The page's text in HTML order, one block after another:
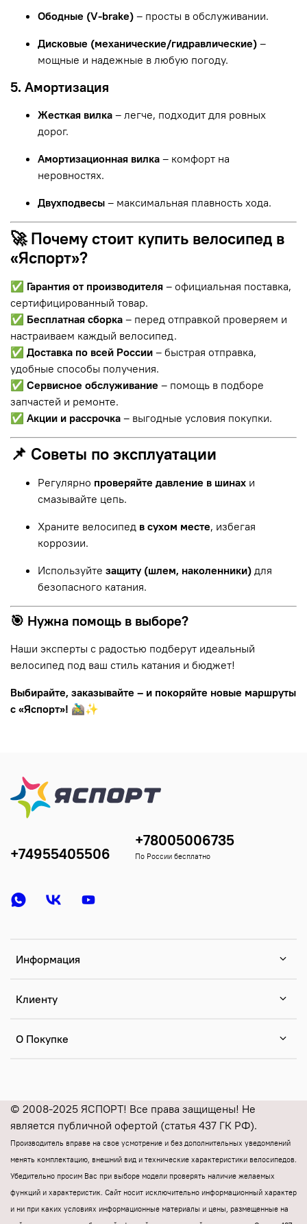
Ободные (V-brake) – просты в обслуживании.
Дисковые (механические/гидравлические) –
мощные и надежные в любую погоду.
5. Амортизация
Жесткая вилка – легче, подходит для ровных
дорог.
Амортизационная вилка – комфорт на
неровностях.
Двухподвесы – максимальная плавность хода.
🚀 Почему стоит купить велосипед в
«Яспорт»?
✅ Гарантия от производителя – официальная поставка,
сертифицированный товар.
✅ Бесплатная сборка – перед отправкой проверяем и
настраиваем каждый велосипед.
✅ Доставка по всей России – быстрая отправка,
удобные способы получения.
✅ Сервисное обслуживание – помощь в подборе
запчастей и ремонте.
✅ Акции и рассрочка – выгодные условия покупки.
📌 Советы по эксплуатации
Регулярно проверяйте давление в шинах и
смазывайте цепь.
Храните велосипед в сухом месте, избегая
коррозии.
Используйте защиту (шлем, наколенники) для
безопасного катания.
🎯 Нужна помощь в выборе?
Наши эксперты с радостью подберут идеальный
велосипед под ваш стиль катания и бюджет!
Выбирайте, заказывайте – и покоряйте новые маршруты
с «Яспорт»! 🚵‍♂️✨
Информация
Клиенту
О Покупке
+74955405506
+78005006735
По России бесплатно
© 2008-2025 ЯСПОРТ! Все права защищены! Не
является публичной офертой (статья 437 ГК РФ).
Производитель вправе на свое усмотрение и без дополнительных уведомлений
менять комплектацию, внешний вид и технические характеристики велосипедов.
Убедительно просим Вас при выборе модели проверять наличие желаемых
функций и характеристик. Cайт носит исключительно информационный характер
и ни при каких условиях информационные материалы и цены, размещенные на